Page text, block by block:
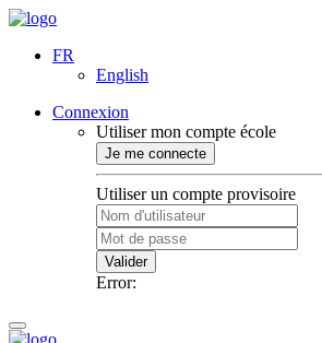
FR
English
Connexion
Utiliser mon compte école
Je me connecte
Utiliser un compte provisoire
Valider
Error: